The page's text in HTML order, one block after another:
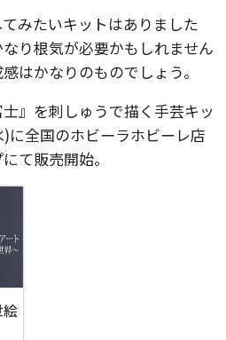
みたいキットはありました
り根気が必要かもしれません
はかなりのものでしょう。
士』を刺しゅうで描く手芸キッ
)に全国のホビーラホビーレ店
て販売開始。